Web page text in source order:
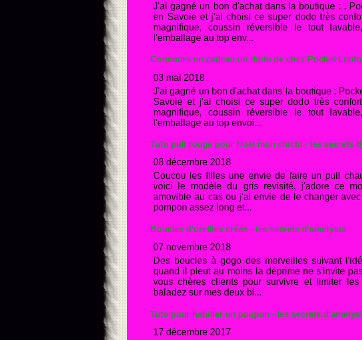
J'ai gagné un bon d'achat dans la boutique : .
en Savoie et j'ai choisi ce super dodo très
magnifique, coussin réversible le tout
l'emballage au top env...
Concours un cadeau un dodo de chez Pocket
03 mai 2018
J'ai gagné un bon d'achat dans la boutique :
Savoie et j'ai choisi ce super dodo très
magnifique, coussin réversible le tout
l'emballage au top envoi...
Tuto pull rouge pour Noël mon chichi - les secrets
08 décembre 2018
Coucou les filles une envie de faire un pull
voici le modèle du gris revisité, j'adore ce
amovible au cas ou j'ai envie de le changer
pompon assez long et...
Boucles d'oreilles créas - les secrets d'ametyste
07 novembre 2018
Des boucles à gogo des merveilles suivant
quand il pleut au moins la déprime ne s'invite
vous chères clients pour survivre et limiter
baladez sur mes deux bl...
Tuto pour habiller un poupon - les secrets
17 décembre 2017